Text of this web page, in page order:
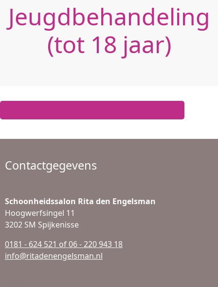
Jeugdbehandeling
(tot 18 jaar)
Contactgegevens
Schoonheidssalon Rita den Engelsman
Hoogwerfsingel 11
3202 SM Spijkenisse
0181 - 624 521 of 06 - 220 943 18
info@ritadenengelsman.nl